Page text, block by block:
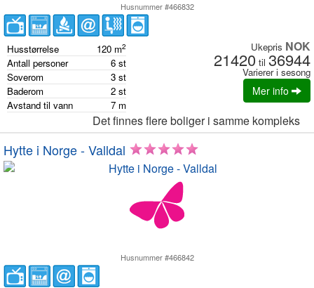
Husnummer #466832
Husstørrelse 120 m2
Antall personer 6 st
Soverom
3 st
Baderom
2 st
Avstand til vann
7 m
Ukepris NOK
21420 til 36944
Varierer i sesong
Mer info
Det finnes flere boliger i samme kompleks
Hytte i Norge - Valldal
Husnummer #466842